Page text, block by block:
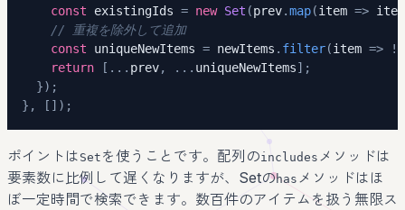
const existingIds = new Set (prev.map(item => item
// 重複を除外して追加
const uniqueNewItems = newItems . filter(item => !
return
[ ... prev, ... uniqueNewItems] ;
}) ;
} , [ ] ) ;
ポイントは Set を使うことです。配列のincludes メソッドは
要素数に比例して遅くなりますが、Setのhas メソッドはほ
ぼ一定時間で検索できます。数百件のアイテムを扱う無限ス